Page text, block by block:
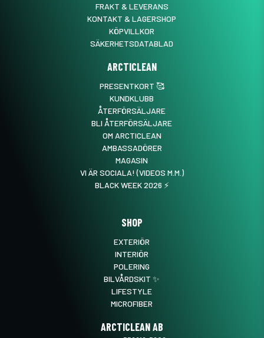
FRAKT & LEVERANS
KONTAKT & LAGERSHOP
KÖPVILLKOR
SÄKERHETSDATABLAD
ARCTICLEAN
PRESENTKORT 🥰
KUNDKLUBB
ÅTERFÖRSÄLJARE
BLI ÅTERFÖRSÄLJARE
OM ARCTICLEAN
AMBASSADÖRER
MAGASIN
VI ÄR SOCIALA! (VIDEOS M.M.)
BLACK WEEK 2026 ⚡️
SHOP
EXTERIÖR
INTERIÖR
POLERING
BILVÅRDSKIT ✨
LIFESTYLE
MICROFIBER
ARCTICLEAN AB